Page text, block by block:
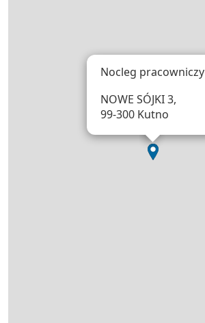
Nocleg pracowniczy
NOWE SÓJKI 3,
99-300 Kutno